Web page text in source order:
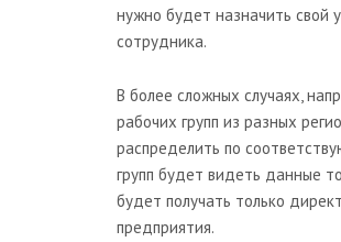
нужно будет назначить свой
сотрудника.
В более сложных случаях,
рабочих групп из разных
распределить по
групп будет видеть данные
будет получать только
предприятия.